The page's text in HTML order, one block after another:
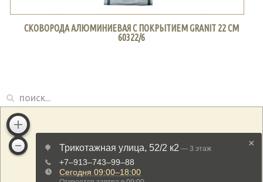
СКОВОРОДА АЛЮМИНИЕВАЯ С ПОКРЫТИЕМ GRANIT 22 СМ
60322/6